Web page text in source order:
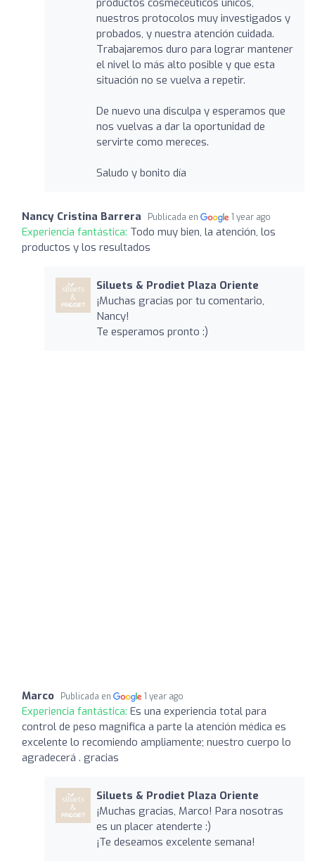
nuestros protocolos muy investigados y
probados, y nuestra atención cuidada.
Trabajaremos duro para lograr mantener
el nivel lo más alto posible y que esta
situación no se vuelva a repetir.
De nuevo una disculpa y esperamos que
nos vuelvas a dar la oportunidad de
servirte como mereces.
Saludo y bonito día
Nancy Cristina Barrera Publicada en 1 year ago
Experiencia fantástica: Todo muy bien, la atención, los
productos y los resultados
Siluets & Prodiet Plaza Oriente
¡Muchas gracias por tu comentario,
Nancy!
Te esperamos pronto :)
Marco Publicada en 1 year ago
Experiencia fantástica: Es una experiencia total para
control de peso magnifica a parte la atención médica es
excelente lo recomiendo ampliamente; nuestro cuerpo lo
agradecerá . gracias
Siluets & Prodiet Plaza Oriente
¡Muchas gracias, Marco! Para nosotras
es un placer atenderte :)
¡Te deseamos excelente semana!